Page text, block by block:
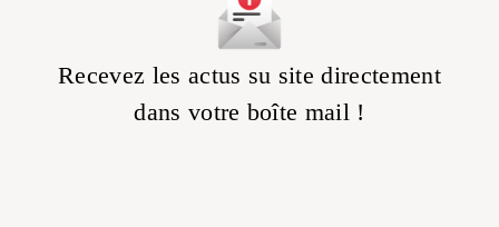
Recevez les actus su site directement
dans votre boîte mail !